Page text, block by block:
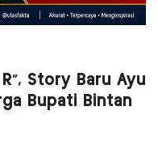
Story Baru Ayu
Bupati Bintan